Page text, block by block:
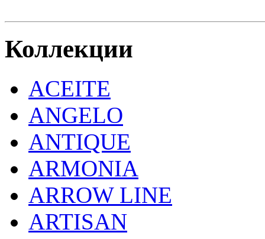
Коллекции
ACEITE
ANGELO
ANTIQUE
ARMONIA
ARROW LINE
ARTISAN